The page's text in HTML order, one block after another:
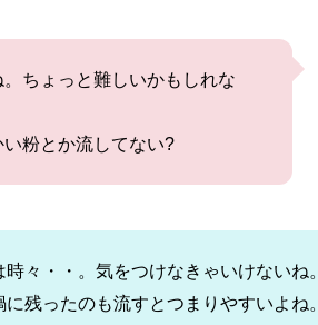
ちょっと難しいかもしれな
粉とか流してない?
々・・。気をつけなきゃいけないね。
残ったのも流すとつまりやすいよね。